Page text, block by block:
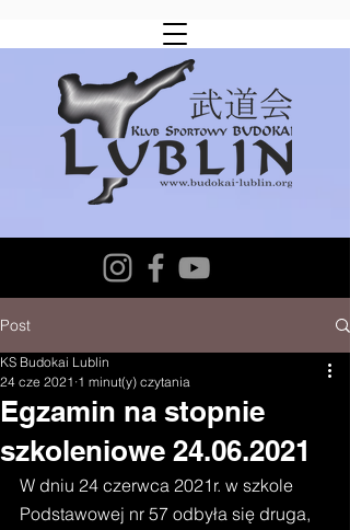
Post
Egzamin na stopnie
szkoleniowe 24.06.2021
KS Budokai Lublin
24 cze 2021 1 minut(y) czytania
W dniu 24 czerwca 2021r. w szkole
Podstawowej nr 57 odbyła się druga,